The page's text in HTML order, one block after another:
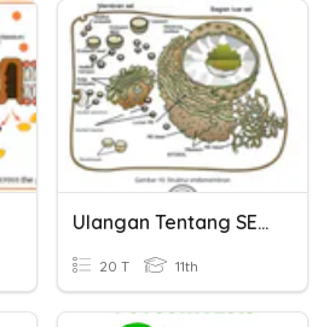
Ulangan Tentang SEL & Transportasi Membran
20 T 11th